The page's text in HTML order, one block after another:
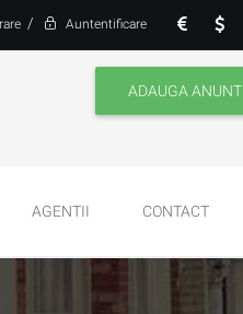
/ Auntentificare
ADAUGA ANUNT
AGENTII CONTACT